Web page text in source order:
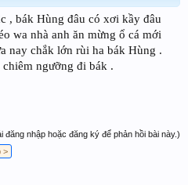
, bák Hùng đâu có xơi kầy đâu
wa nhà anh ăn mừng ổ cá mới
nay chắk lớn rùi ha bák Hùng .
ngưỡng đi bák .
đăng nhập hoặc đăng ký để phản hồi bài này.)
>